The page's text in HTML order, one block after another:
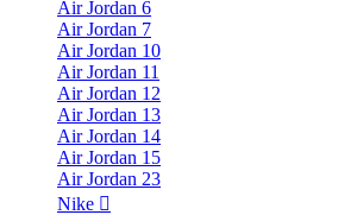
Air Jordan 6
Air Jordan 7
Air Jordan 10
Air Jordan 11
Air Jordan 12
Air Jordan 13
Air Jordan 14
Air Jordan 15
Air Jordan 23
Nike